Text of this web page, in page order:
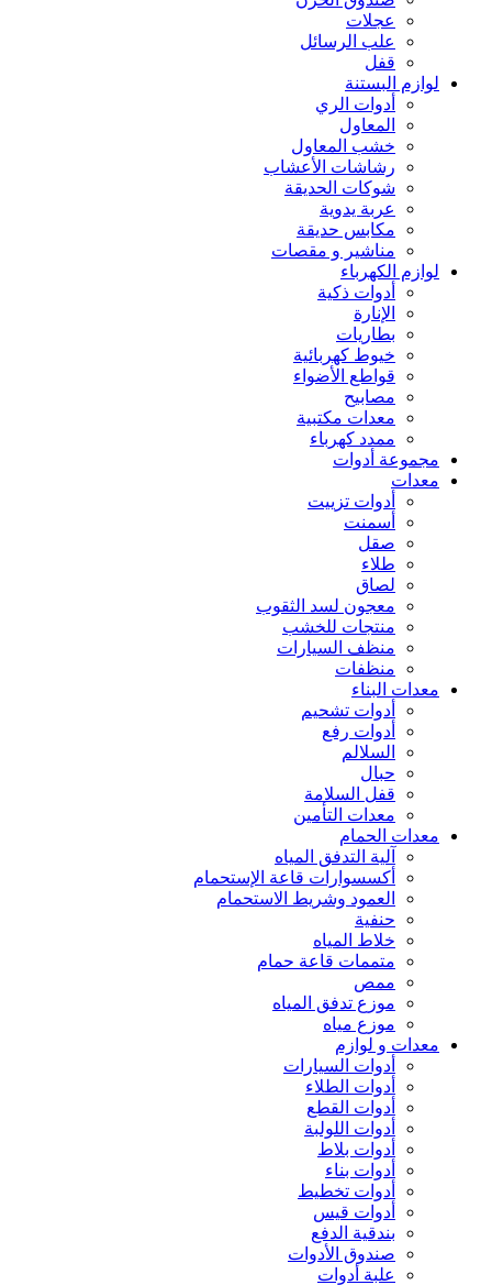
عجلات
علب الرسائل
قفل
لوازم البستنة
أدوات الري
المعاول
خشب المعاول
رشاشات الأعشاب
شوكات الحديقة
عربة يدوية
مكابس حديقة
مناشير و مقصات
لوازم الكهرباء
أدوات ذكية
الإنارة
بطاريات
خيوط كهربائية
قواطع الأضواء
مصابيح
معدات مكتبية
ممدد كهرباء
مجموعة أدوات
معدات
أدوات تزييت
أسمنت
صقل
طلاء
لصاق
معجون لسد الثقوب
منتجات للخشب
منظف السيارات
منظفات
معدات البناء
أدوات تشحيم
أدوات رفع
السلالم
حبال
قفل السلامة
معدات التأمين
معدات الحمام
آلية التدفق المياه
أكسسوارات قاعة الإستحمام
العمود وشريط الاستحمام
حنفية
خلاط المياه
متممات قاعة حمام
ممص
موزع تدفق المياه
موزع مياه
معدات و لوازم
أدوات السيارات
أدوات الطلاء
أدوات القطع
أدوات اللولبة
أدوات بلاط
أدوات بناء
أدوات تخطيط
أدوات قيس
بندقية الدفع
صندوق الأدوات
علبة أدوات